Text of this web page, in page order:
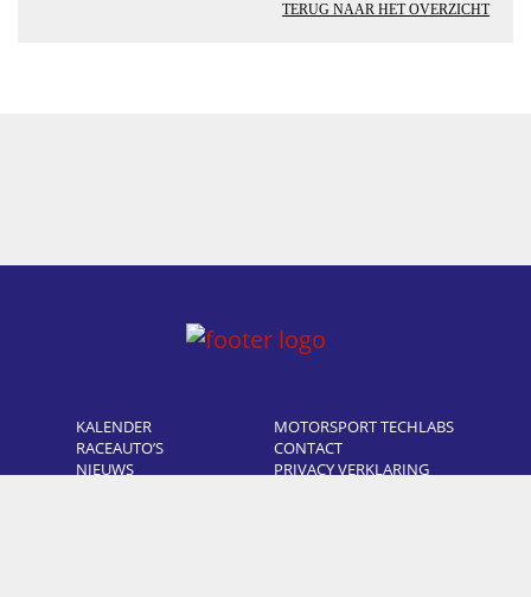
TERUG NAAR HET OVERZICHT
KALENDER
RACEAUTO’S
NIEUWS
MOTORSPORT TECHLABS
CONTACT
PRIVACY VERKLARING